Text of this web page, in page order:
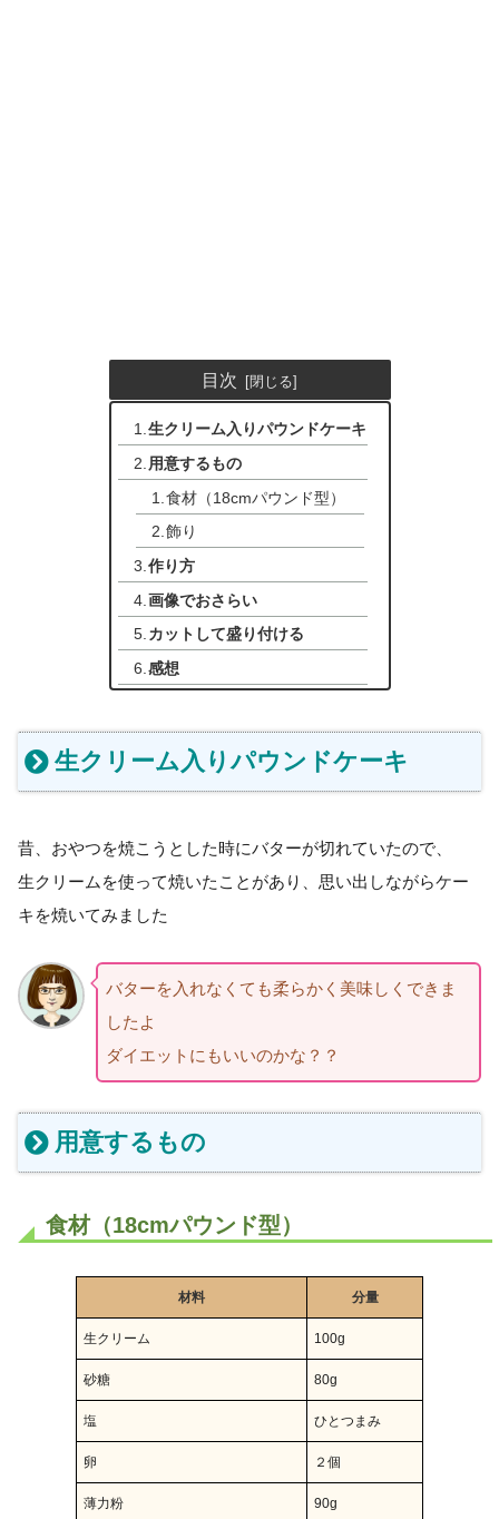
目次
生クリーム入りパウンドケーキ
用意するもの
食材（18cmパウンド型）
飾り
作り方
画像でおさらい
カットして盛り付ける
感想
生クリーム入りパウンドケーキ
昔、おやつを焼こうとした時にバターが切れていたので、
生クリームを使って焼いたことがあり、思い出しながらケー
キを焼いてみました
バターを入れなくても柔らかく美味しくできま
したよ
ダイエットにもいいのかな？？
用意するもの
食材（18cmパウンド型）
材料 分量
生クリーム 100g
砂糖 80g
塩 ひとつまみ
卵 ２個
薄力粉 90g